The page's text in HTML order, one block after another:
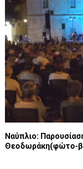
Ναύπλιο:
Θεοδωράκη(φώτο-